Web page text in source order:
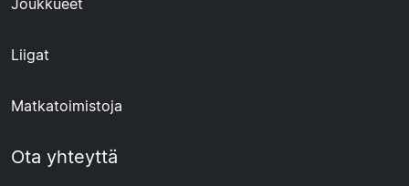
Liigat
Matkatoimistoja
Ota yhteyttä